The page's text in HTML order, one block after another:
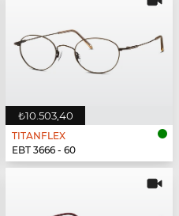
₺10.503,40
TITANFLEX
EBT 3666 - 60